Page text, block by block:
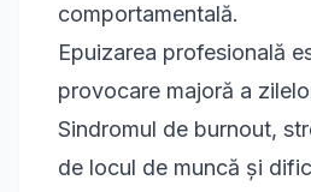
comportamentală.
Epuizarea profesională
provocare majoră a
Sindromul de burnout,
de locul de muncă și